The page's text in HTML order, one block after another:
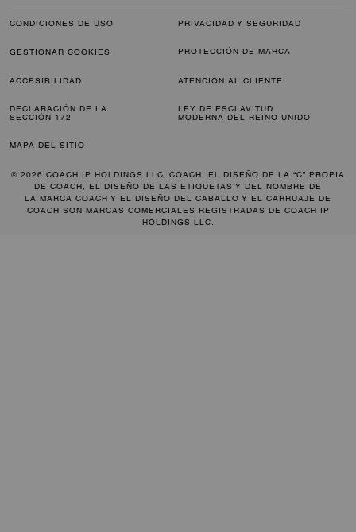
CONDICIONES DE USO PRIVACIDAD Y SEGURIDAD
GESTIONAR COOKIES PROTECCIÓN DE MARCA
ACCESIBILIDAD ATENCIÓN AL CLIENTE
DECLARACIÓN DE LA
SECCIÓN 172
LEY DE ESCLAVITUD
MODERNA DEL REINO UNIDO
MAPA DEL SITIO
© 2026 COACH IP HOLDINGS LLC. COACH, EL DISEÑO DE LA “C” PROPIA
DE COACH, EL DISEÑO DE LAS ETIQUETAS Y DEL NOMBRE DE
LA MARCA COACH Y EL DISEÑO DEL CABALLO Y EL CARRUAJE DE
COACH SON MARCAS COMERCIALES REGISTRADAS DE COACH IP
HOLDINGS LLC.